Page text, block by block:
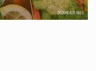
2020年6月16日